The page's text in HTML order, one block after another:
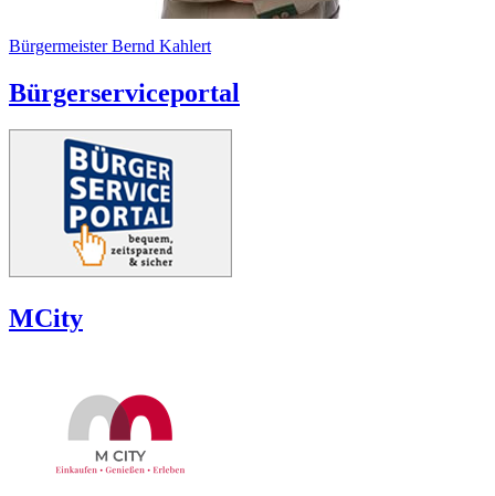
Bürgermeister Bernd Kahlert
Bürgerserviceportal
MCity